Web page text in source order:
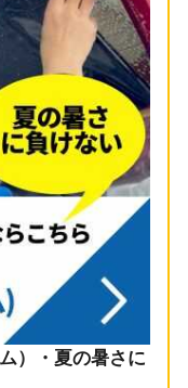
）・夏の暑さに